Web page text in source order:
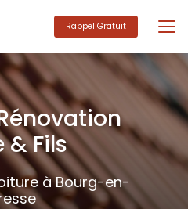
Rappel Gratuit
& Fils
à Bourg-en-